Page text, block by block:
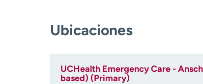
Ubicaciones
UCHealth Emergency Care -
based) (Primary)